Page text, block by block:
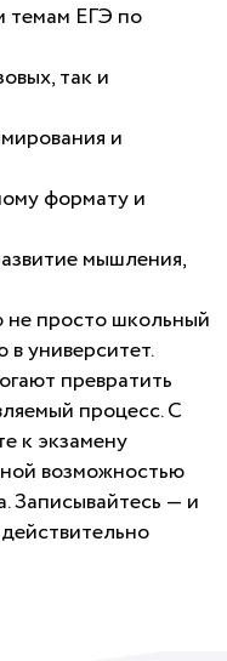
темам ЕГЭ по
так и
и
формату и
мышления,
не просто школьный
университет.
превратить
процесс. С
к экзамену
возможностью
Записывайтесь — и